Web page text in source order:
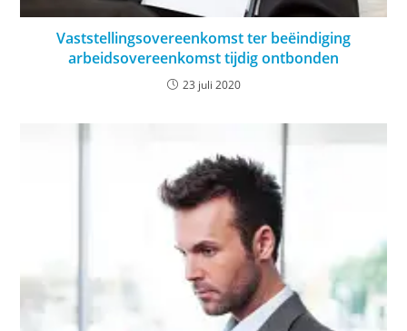
Vaststellingsovereenkomst ter beëindiging
arbeidsovereenkomst tijdig ontbonden
23 juli 2020